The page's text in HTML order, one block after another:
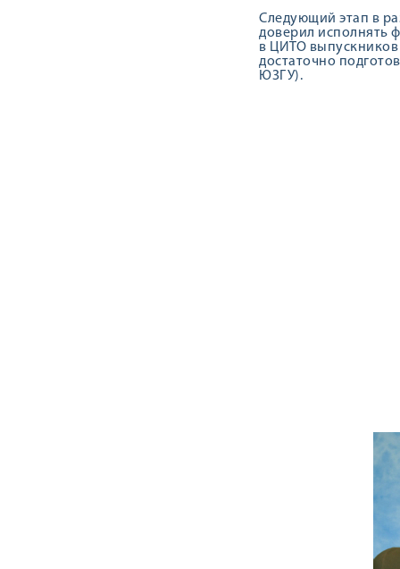
Следующий этап в
доверил исполнять
в ЦИТО выпускников
достаточно
ЮЗГУ).